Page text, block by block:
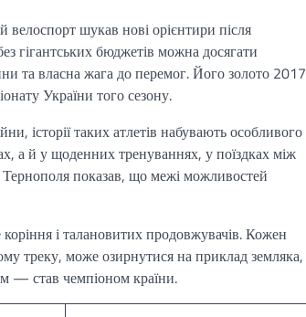
шукав нові орієнтири після
гігантських бюджетів можна досягати
та власна жага до перемог. Його золото 2017
України того сезону.
історії таких атлетів набувають особливого
а й у щоденних тренуваннях, у поїздках між
Тернополя показав, що межі можливостей
і талановитих продовжувачів. Кожен
треку, може озирнутися на приклад земляка,
— став чемпіоном країни.